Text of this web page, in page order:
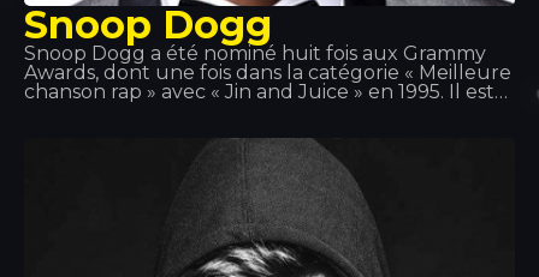
Snoop Dogg
Snoop Dogg a été nominé huit fois aux Grammy
Awards, dont une fois dans la catégorie « Meilleure
chanson rap » avec « Jin and Juice » en 1995. Il est
également acteur et producteur dans des styles
tels que le g-funk, le reggae et le rap de la côte